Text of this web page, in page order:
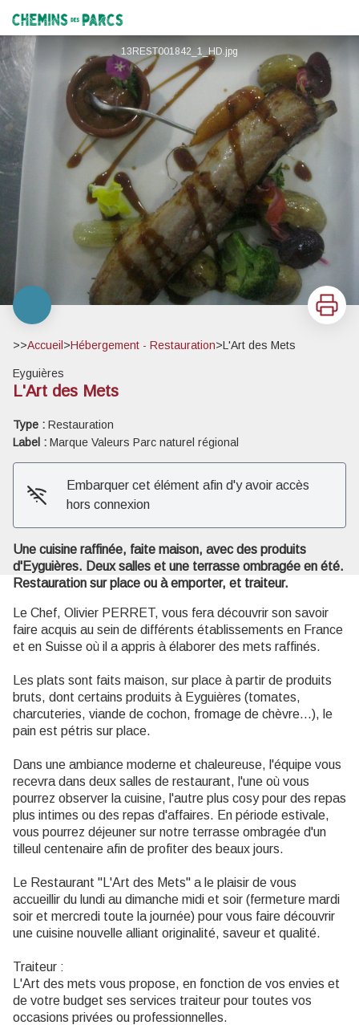
Chemins des Parcs
13REST001842_1_HD.jpg
Voir l'image en plein écran
Imprimer
>>Accueil >Hébergement - Restauration>L'Art des Mets
Eyguières
L'Art des Mets
Type : Restauration
Label : Marque Valeurs Parc naturel régional
Embarquer cet élément afin d'y avoir accès
hors connexion
Une cuisine raffinée, faite maison, avec des produits
d'Eyguières. Deux salles et une terrasse ombragée en été.
Restauration sur place ou à emporter, et traiteur.
Le Chef, Olivier PERRET, vous fera découvrir son savoir
faire acquis au sein de différents établissements en France
et en Suisse où il a appris à élaborer des mets raffinés.
Les plats sont faits maison, sur place à partir de produits
bruts, dont certains produits à Eyguières (tomates,
charcuteries, viande de cochon, fromage de chèvre...), le
pain est pétris sur place.
Dans une ambiance moderne et chaleureuse, l'équipe vous
recevra dans deux salles de restaurant, l'une où vous
pourrez observer la cuisine, l'autre plus cosy pour des repas
plus intimes ou des repas d'affaires. En période estivale,
vous pourrez déjeuner sur notre terrasse ombragée d'un
tilleul centenaire afin de profiter des beaux jours.
Le Restaurant "L'Art des Mets" a le plaisir de vous
accueillir du lundi au dimanche midi et soir (fermeture mardi
soir et mercredi toute la journée) pour vous faire découvrir
une cuisine nouvelle alliant originalité, saveur et qualité.
Traiteur :
L'Art des mets vous propose, en fonction de vos envies et
de votre budget ses services traiteur pour toutes vos
occasions privées ou professionnelles.